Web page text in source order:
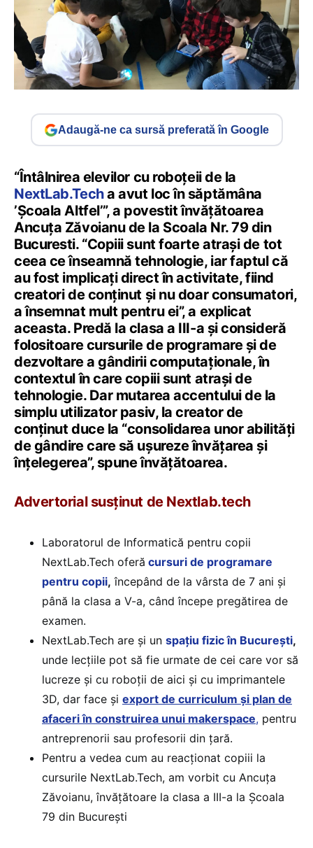
Adaugă-ne ca sursă preferată în Google
“Întâlnirea elevilor cu roboțeii de la
NextLab.Techa avut loc în săptămâna
’Școala Altfel’”, a povestit învățătoarea
Ancuța Zăvoianu de la Scoala Nr. 79 din
Bucuresti. “Copiii sunt foarte atrași de tot
ceea ce înseamnă tehnologie, iar faptul că
au fost implicați direct în activitate, fiind
creatori de conținut și nu doar consumatori,
a însemnat mult pentru ei”, a explicat
aceasta. Predă la clasa a III-a și consideră
folositoare cursurile de programare și de
dezvoltare a gândirii computaționale, în
contextul în care copiii sunt atrași de
tehnologie. Dar mutarea accentului de la
simplu utilizator pasiv, la creator de
conținut duce la “consolidarea unor abilități
de gândire care să ușureze învățarea și
înțelegerea”, spune învățătoarea.
Advertorial susținut de Nextlab.tech
Laboratorul de Informatică pentru copii
NextLab.Tech oferă cursuri de programare
pentru copii, începând de la vârsta de 7 ani și
până la clasa a V-a, când începe pregătirea de
examen.
NextLab.Tech are și un spațiu fizic în București,
unde lecțiile pot să fie urmate de cei care vor să
lucreze și cu roboții de aici și cu imprimantele
3D, dar face și export de curriculum și plan de
afaceri în construirea unui makerspace, pentru
antreprenorii sau profesorii din țară.
Pentru a vedea cum au reacționat copiii la
cursurile NextLab.Tech, am vorbit cu Ancuța
Zăvoianu, învățătoare la clasa a III-a la Școala
79 din București